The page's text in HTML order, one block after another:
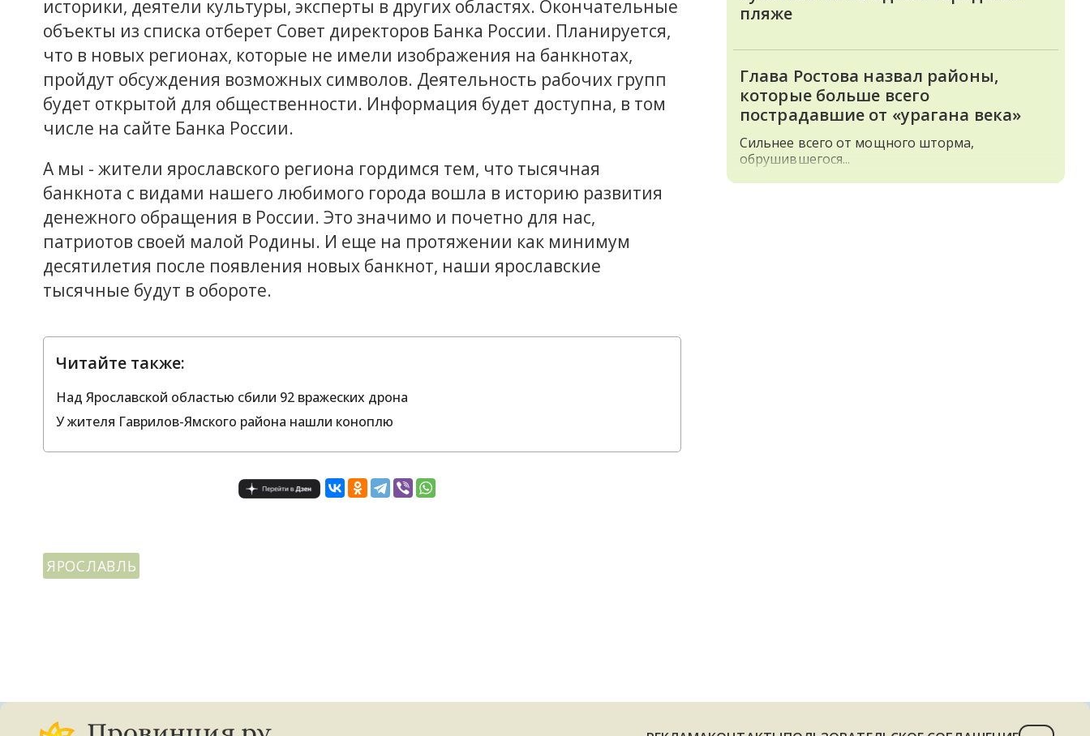
историки, деятели культуры, эксперты в других областях. Окончательные
объекты из списка отберет Совет директоров Банка России. Планируется,
что в новых регионах, которые не имели изображения на банкнотах,
пройдут обсуждения возможных символов. Деятельность рабочих групп
будет открытой для общественности. Информация будет доступна, в том
числе на сайте Банка России.
А мы - жители ярославского региона гордимся тем, что тысячная
банкнота с видами нашего любимого города вошла в историю развития
денежного обращения в России. Это значимо и почетно для нас,
патриотов своей малой Родины. И еще на протяжении как минимум
десятилетия после появления новых банкнот, наши ярославские
тысячные будут в обороте.
Читайте также:
Над Ярославской областью сбили 92 вражеских дрона
У жителя Гаврилов-Ямского района нашли коноплю
ЯРОСЛАВЛЬ
пляже
Глава Ростова назвал районы,
которые больше всего
пострадавшие от «урагана века»
Сильнее всего от мощного шторма,
обрушившегося...